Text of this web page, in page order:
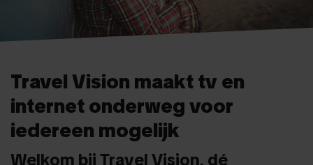
Travel Vision maakt tv en
internet onderweg voor
iedereen mogelijk
Welkom bij Travel Vision, dé